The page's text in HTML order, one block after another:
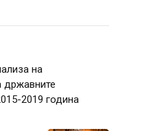
на
државните
2019 година